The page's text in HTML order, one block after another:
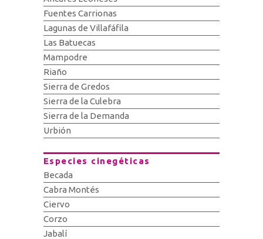
Fuentes Carrionas
Lagunas de Villafáfila
Las Batuecas
Mampodre
Riaño
Sierra de Gredos
Sierra de la Culebra
Sierra de la Demanda
Urbión
Especies cinegéticas
Becada
Cabra Montés
Ciervo
Corzo
Jabalí